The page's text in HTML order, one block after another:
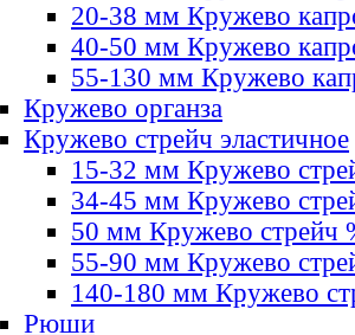
20-38 мм Кружево
40-50 мм Кружево
55-130 мм Кружево
Кружево органза
Кружево стрейч эластичное
15-32 мм Кружево
34-45 мм Кружево
50 мм Кружево стрейч
55-90 мм Кружево
140-180 мм Кружево
Рюши